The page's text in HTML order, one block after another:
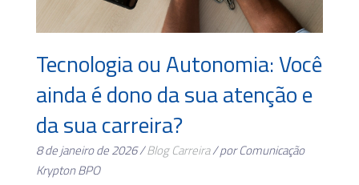
Tecnologia ou Autonomia: Você
ainda é dono da sua atenção e
da sua carreira?
8 de janeiro de 2026 /Blog Carreira/ por Comunicação
Krypton BPO